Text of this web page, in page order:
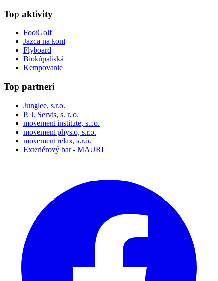
Top aktivity
FootGolf
Jazda na koni
Flyboard
Biokúpaliská
Kempovanie
Top partneri
Junglee, s.r.o.
P. J. Servis, s. r. o.
movement institute, s.r.o.
movement physio, s.r.o.
movement relax, s.r.o.
Exteriérový bar - MAURI